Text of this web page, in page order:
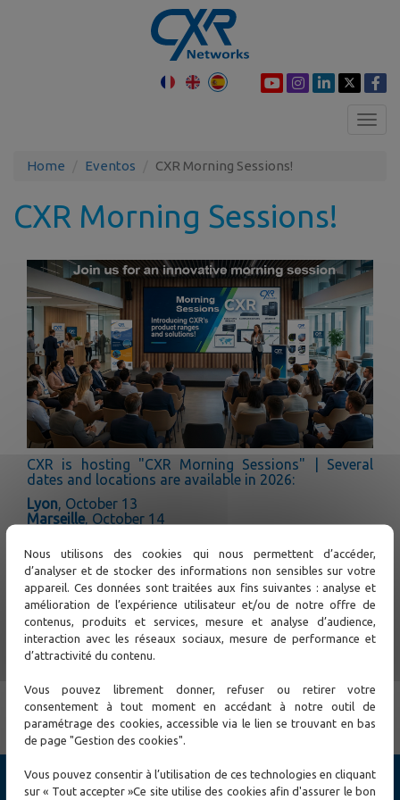
Home Eventos CXR Morning Sessions!
CXR Morning Sessions!
CXR is hosting "CXR Morning Sessions" | Several
dates and locations are available in 2026:
Lyon, October 13
Marseille, October 14
With experts by your side!
To learn more:
Contact us:
+33(0)2.37.62.88.00
← Previa Próximo →
Ciberseguridad
Nous utilisons des cookies qui nous permettent d’accéder,
d’analyser et de stocker des informations non sensibles sur votre
appareil. Ces données sont traitées aux fins suivantes : analyse et
amélioration de l’expérience utilisateur et/ou de notre offre de
contenus, produits et services, mesure et analyse d’audience,
interaction avec les réseaux sociaux, mesure de performance et
d’attractivité du contenu.
Vous pouvez librement donner, refuser ou retirer votre
consentement à tout moment en accédant à notre outil de
paramétrage des cookies, accessible via le lien se trouvant en bas
de page "Gestion des cookies".
Vous pouvez consentir à l’utilisation de ces technologies en cliquant
sur « Tout accepter »Ce site utilise des cookies afin d'assurer le bon